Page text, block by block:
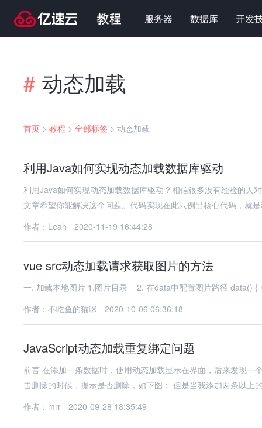
服务器 数据库 开发
# 动态加载
首页 > 教程 > 全部标签 > 动态加载
利用Java如何实现动态加载数据库驱动
利用Java如何实现动态加载数据库驱动？相信很多没有经验的人
文章希望你能解决这个问题。代码实现在此只例出核心代码，就
作者：Leah
2020-11-19 16:44:28
vue src动态加载请求获取图片的方法
作者：不吃鱼的猫咪 2020-10-06 06:36:18
JavaScript动态加载重复绑定问题
前言 在添加一条数据时，使用动态加载显示在界面，后来发现
击删除的时候，提示是否删除，如下图： 但是
作者：mrr
2020-09-28 18:35:49